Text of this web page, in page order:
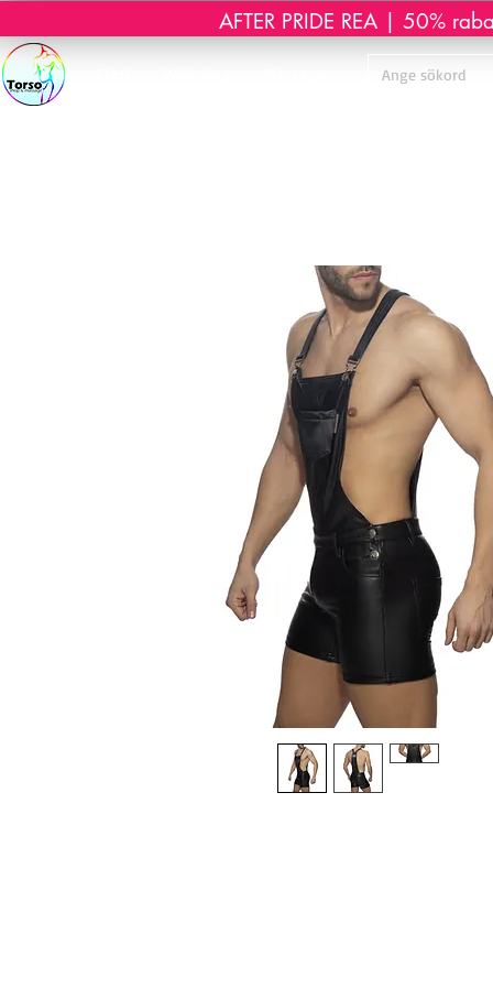
AFTER PRIDE REA | 50%